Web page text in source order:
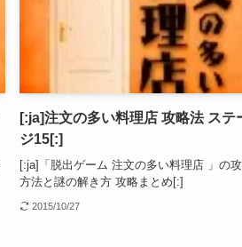
[:ja]注文の多い料理店 攻略法 ステ
ジ15[:]
[:ja]「脱出ゲーム 注文の多い料理店 」の
方法と謎の解き方 攻略まとめ[:]
2015/10/27